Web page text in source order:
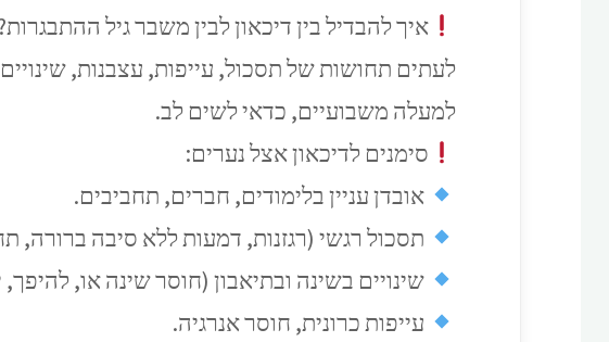
איך להבדיל בין דיכאון לבין משבר גיל
לעתים תחושות של תסכול, עייפות, עצבנות,
למעלה משבועיים, כדאי לשים לב.
סימנים לדיכאון אצל נערים:
אובדן עניין בלימודים, חברים, תחביבים.
תסכול רגשי (רגזנות, דמעות ללא סיבה
שינויים בשינה ובתיאבון (חוסר שינה או,
עייפות כרונית, חוסר אנרגיה.